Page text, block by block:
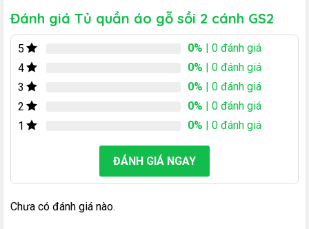
Đánh giá Tủ quần áo gỗ sồi 2 cánh GS2
5 0% | 0 đánh giá
4
0% | 0 đánh giá
3
0% | 0 đánh giá
2
0% | 0 đánh giá
1
0% | 0 đánh giá
ĐÁNH GIÁ NGAY
Chưa có đánh giá nào.